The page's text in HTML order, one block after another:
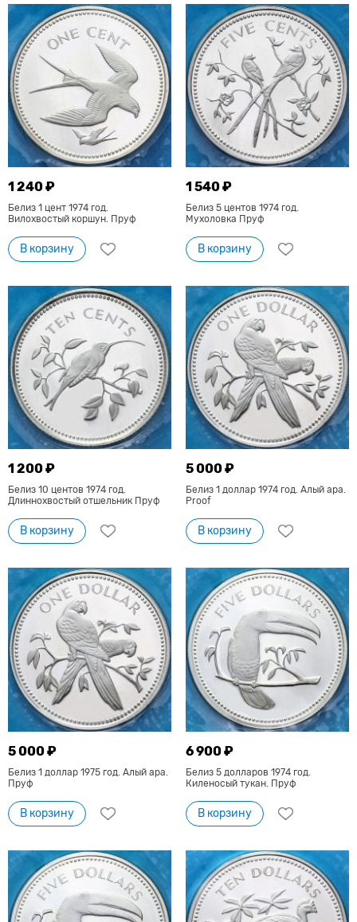
1 240 ₽
Белиз 1 цент 1974 год.
Вилохвостый коршун. Пруф
В корзину
1 540 ₽
Белиз 5 центов 1974 год.
Мухоловка Пруф
В корзину
1 200 ₽
Белиз 10 центов 1974 год.
Длиннохвостый отшельник Пруф
В корзину
5 000 ₽
Белиз 1 доллар 1974 год. Алый ара.
Proof
В корзину
5 000 ₽
Белиз 1 доллар 1975 год. Алый ара.
Пруф
В корзину
6 900 ₽
Белиз 5 долларов 1974 год.
Киленосый тукан. Пруф
В корзину